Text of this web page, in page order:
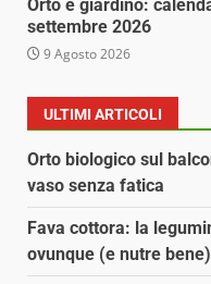
Orto e giardino:
settembre 2026
9 Agosto 2026
ULTIMI ARTICOLI
Orto biologico sul
vaso senza fatica
Fava cottora: la
ovunque (e nutre bene)